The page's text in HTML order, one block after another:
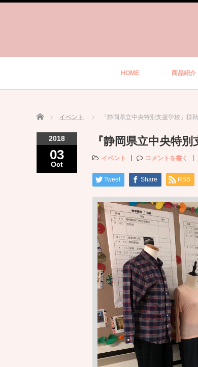
HOME 商品紹介
Home イベント 『静岡県立中央特別支援学校』様
2018
03
Oct
『静岡県立中央特
イベント コメントを書く
Tweet Share RSS